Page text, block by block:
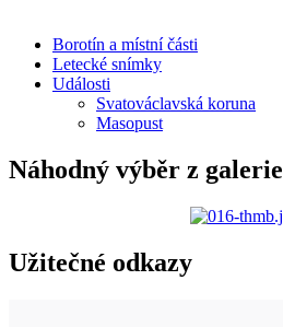
Borotín a místní části
Letecké snímky
Události
Svatováclavská koruna
Masopust
Náhodný výběr z galerie
Užitečné odkazy